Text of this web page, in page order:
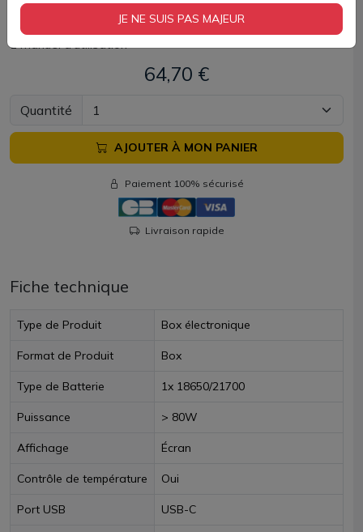
1 adaptateur pour accu 18650
1 câble USB-C
1 manuel d'utilisation
64,70 €
Quantité
AJOUTER À MON PANIER
Paiement 100% sécurisé
Livraison rapide
Fiche technique
Type de Produit Box électronique
Format de Produit Box
Type de Batterie 1x 18650/21700
Puissance > 80W
Affichage Écran
Contrôle de température Oui
Port USB USB-C
JE NE SUIS PAS MAJEUR